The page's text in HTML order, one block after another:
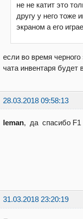
не не катит это
другу у него тоже
экраном а его
если во время
чата инвентаря будет
28.03.2018 09:58:13
leman, да спасибо F1
31.03.2018 23:20:19